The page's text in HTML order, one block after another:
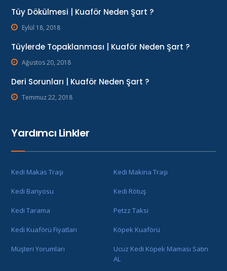
Tüy Dökülmesi | Kuaför Neden Şart ?
Eylül 18, 2018
Tüylerde Topaklanması | Kuaför Neden Şart ?
Ağustos 20, 2018
Deri Sorunları | Kuaför Neden Şart ?
Temmuz 22, 2018
Yardımcı Linkler
Kedi Makas Traşı Kedi Makina Traşı
Kedi Banyosu Kedi Rötuş
Kedi Tarama Petzz Taksi
Kedi Kuaförü Fiyatları Köpek Kuaförü
Müşteri Yorumları
Ucuz Kedi Köpek Maması Satın
AL